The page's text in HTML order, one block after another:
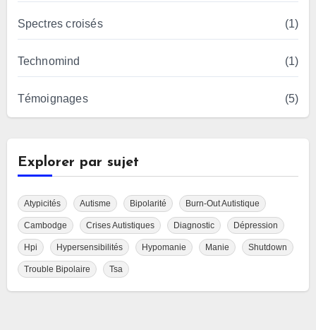
Spectres croisés (1)
Technomind (1)
Témoignages (5)
Explorer par sujet
Atypicités Autisme Bipolarité Burn-Out Autistique
Cambodge Crises Autistiques Diagnostic Dépression
Hpi Hypersensibilités Hypomanie Manie Shutdown
Trouble Bipolaire Tsa